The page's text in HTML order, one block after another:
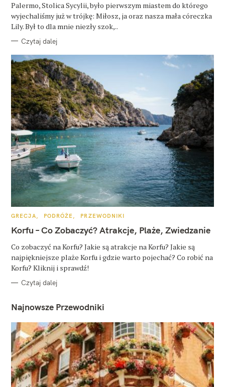
Palermo, Stolica Sycylii, było pierwszym miastem do którego
wyjechaliśmy już w trójkę: Miłosz, ja oraz nasza mała córeczka
Lily. Był to dla mnie niezły szok,..
Czytaj dalej
K
T
E
O
R
I
GRECJA PODRÓŻE PRZEWODNIKI
Korfu – Co Zobaczyć? Atrakcje, Plaże, Zwiedzanie
Co zobaczyć na Korfu? Jakie są atrakcje na Korfu? Jakie są
najpiękniejsze plaże Korfu i gdzie warto pojechać? Co robić na
Korfu? Kliknij i sprawdź!
Czytaj dalej
Najnowsze Przewodniki